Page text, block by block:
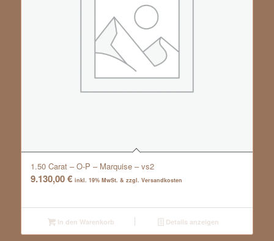
1.50 Carat – O-P – Marquise – vs2
9.130,00€ inkl. 19% MwSt. & zzgl. Versandkosten
In den Warenkorb Details anzeigen